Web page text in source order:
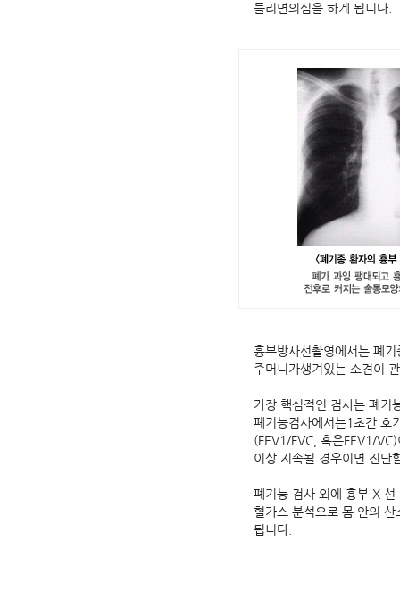
들리면의심을 하게 됩니다.
흉부방사선촬영에서는 폐
주머니가생겨있는 소견이
가장 핵심적인 검사는 폐기
폐기능검사에서는1초간 호
(FEV1/FVC, 혹은FEV1/
이상 지속될 경우이면 진단
폐기능 검사 외에 흉부 X
혈가스 분석으로 몸 안의
됩니다.